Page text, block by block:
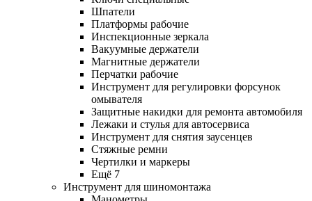
Шпатели
Платформы рабочие
Инспекционные зеркала
Вакуумные держатели
Магнитные держатели
Перчатки рабочие
Инструмент для регулировки форсунок
омывателя
Защитные накидки для ремонта автомобиля
Лежаки и стулья для автосервиса
Инструмент для снятия заусенцев
Стяжные ремни
Чертилки и маркеры
Ещё 7
Инструмент для шиномонтажа